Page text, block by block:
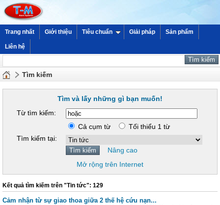
Trang nhất Giới thiệu Tiêu chuẩn Giải pháp Sản phẩm
Liên hệ
Tìm kiếm
Tìm và lấy những gì bạn muốn!
Từ tìm kiếm:
Cả cụm từ
Tối thiểu 1 từ
Tìm kiếm tại:
Nâng cao
Mở rộng trên Internet
Kết quả tìm kiếm trên "Tin tức": 129
Cảm nhận từ sự giao thoa giữa 2 thế hệ cứu nạn...